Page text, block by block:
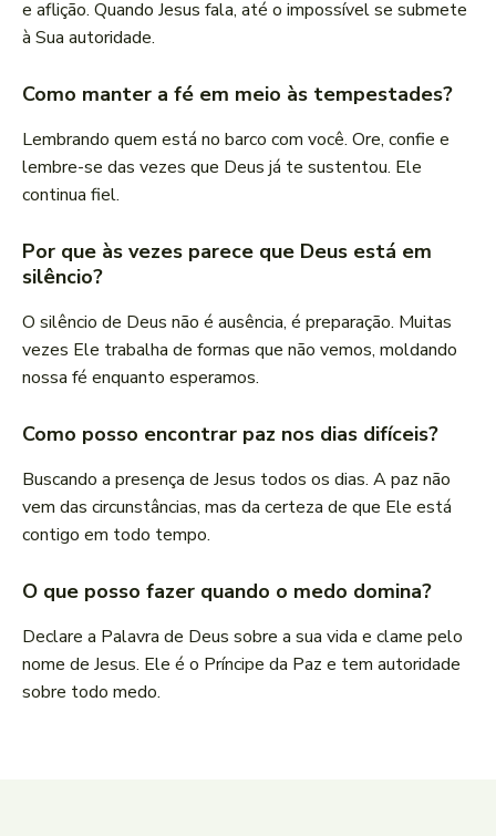
e aflição. Quando Jesus fala, até o impossível se submete
à Sua autoridade.
Como manter a fé em meio às tempestades?
Lembrando quem está no barco com você. Ore, confie e
lembre-se das vezes que Deus já te sustentou. Ele
continua fiel.
Por que às vezes parece que Deus está em
silêncio?
O silêncio de Deus não é ausência, é preparação. Muitas
vezes Ele trabalha de formas que não vemos, moldando
nossa fé enquanto esperamos.
Como posso encontrar paz nos dias difíceis?
Buscando a presença de Jesus todos os dias. A paz não
vem das circunstâncias, mas da certeza de que Ele está
contigo em todo tempo.
O que posso fazer quando o medo domina?
Declare a Palavra de Deus sobre a sua vida e clame pelo
nome de Jesus. Ele é o Príncipe da Paz e tem autoridade
sobre todo medo.